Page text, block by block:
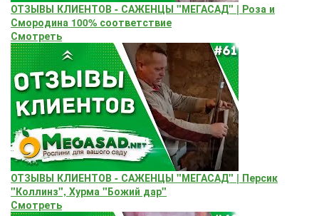
ОТЗЫВЫ КЛИЕНТОВ - САЖЕНЦЫ "МЕГАСАД" | Роза и
Смородина 100% соответствие
Смотреть
ОТЗЫВЫ КЛИЕНТОВ - САЖЕНЦЫ "МЕГАСАД" | Персик
"Коллинз", Хурма "Божий дар"
Смотреть